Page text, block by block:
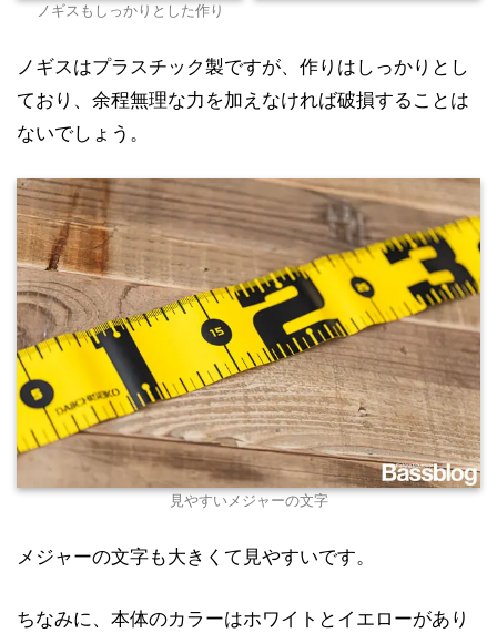
ノギスもしっかりとした作り
ノギスはプラスチック製ですが、作りはしっかりとし
ており、余程無理な力を加えなければ破損することは
ないでしょう。
見やすいメジャーの文字
メジャーの文字も大きくて見やすいです。
ちなみに、本体のカラーはホワイトとイエローがあり